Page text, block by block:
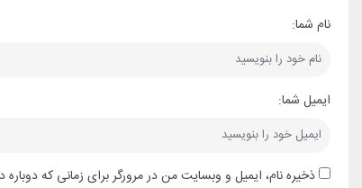
نام شما:
ایمیل شما:
ذخیره نام، ایمیل و وبسایت من در مرورگر برای زمانی که